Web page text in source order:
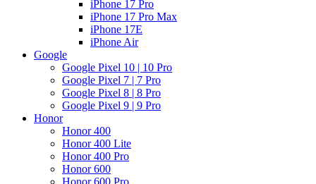
iPhone 17 Pro
iPhone 17 Pro Max
iPhone 17E
iPhone Air
Google
Google Pixel 10 | 10 Pro
Google Pixel 7 | 7 Pro
Google Pixel 8 | 8 Pro
Google Pixel 9 | 9 Pro
Honor
Honor 400
Honor 400 Lite
Honor 400 Pro
Honor 600
Honor 600 Pro